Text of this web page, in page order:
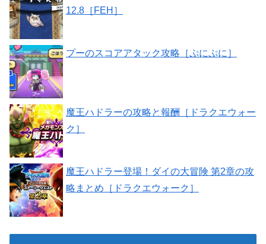
12.8［FEH］
プーのスコアアタック攻略［ぷにぷに］
魔王ハドラーの攻略と報酬［ドラクエウォー
ク］
魔王ハドラー登場！ダイの大冒険 第2章の攻
略まとめ［ドラクエウォーク］